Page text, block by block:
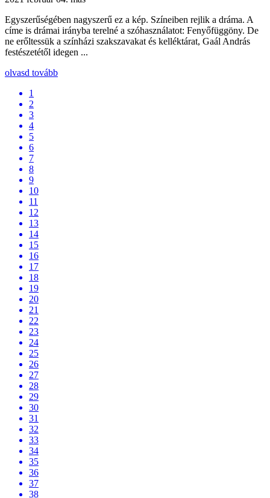
Egyszerűségében nagyszerű ez a kép. Színeiben rejlik a dráma. A
címe is drámai irányba terelné a szóhasználatot: Fenyőfüggöny. De
ne erőltessük a színházi szakszavakat és kelléktárat, Gaál András
festészetétől idegen ...
olvasd tovább
1
2
3
4
5
6
7
8
9
10
11
12
13
14
15
16
17
18
19
20
21
22
23
24
25
26
27
28
29
30
31
32
33
34
35
36
37
38